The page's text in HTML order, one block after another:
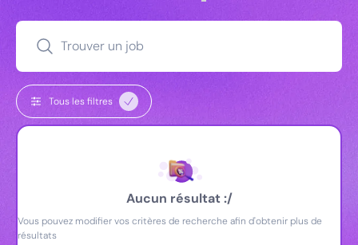
Trouver un job
Tous les filtres
Aucun résultat :/
Vous pouvez modifier vos critères de recherche afin d'obtenir plus de
résultats